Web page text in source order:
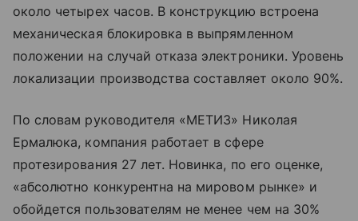
около четырех часов. В конструкцию встроена
механическая блокировка в выпрямленном
положении на случай отказа электроники. Уровень
локализации производства составляет около 90%.
По словам руководителя «МЕТИЗ» Николая
Ермалюка, компания работает в сфере
протезирования 27 лет. Новинка, по его оценке,
«абсолютно конкурентна на мировом рынке» и
обойдется пользователям не менее чем на 30%